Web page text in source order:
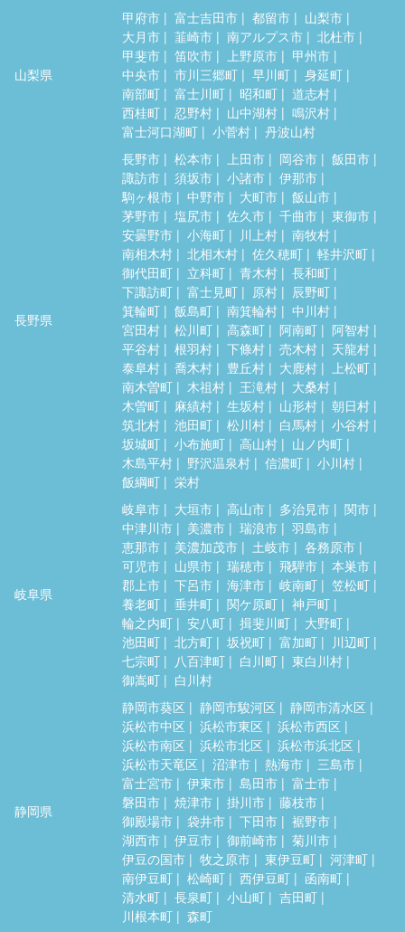
山梨県
甲府市 富士吉田市 都留市
山梨市
大月市
韮崎市 南アルプス市
北杜市
甲斐市
笛吹市 上野原市
甲州市
中央市
市川三郷町 早川町
身延町
南部町
富士川町 昭和町
道志村
西桂町
忍野村 山中湖村
鳴沢村
富士河口湖町
小菅村 丹波山村
長野県
長野市 松本市 上田市 岡谷市
飯田市
諏訪市
須坂市 小諸市
伊那市
駒ヶ根市
中野市 大町市
飯山市
茅野市
塩尻市 佐久市 千曲市
東御市
安曇野市
小海町 川上村
南牧村
南相木村
北相木村 佐久穂町
軽井沢町
御代田町
立科町 青木村
長和町
下諏訪町
富士見町 原村
辰野町
箕輪町
飯島町 南箕輪村
中川村
宮田村
松川町 高森町 阿南町
阿智村
平谷村
根羽村 下條村 売木村
天龍村
泰阜村
喬木村 豊丘村 大鹿村
上松町
南木曽町
木祖村 王滝村
大桑村
木曽町
麻績村 生坂村 山形村
朝日村
筑北村
池田町 松川村 白馬村
小谷村
坂城町
小布施町 高山村
山ノ内町
木島平村
野沢温泉村 信濃町
小川村
飯綱町
栄村
岐阜県
岐阜市 大垣市 高山市 多治見市
関市
中津川市
美濃市 瑞浪市
羽島市
恵那市
美濃加茂市 土岐市
各務原市
可児市
山県市 瑞穂市 飛騨市
本巣市
郡上市
下呂市 海津市 岐南町
笠松町
養老町
垂井町 関ケ原町
神戸町
輪之内町
安八町 揖斐川町
大野町
池田町
北方町 坂祝町 富加町
川辺町
七宗町
八百津町 白川町
東白川村
御嵩町
白川村
静岡県
静岡市葵区 静岡市駿河区
静岡市清水区
浜松市中区
浜松市東区
浜松市西区
浜松市南区
浜松市北区
浜松市浜北区
浜松市天竜区
沼津市 熱海市
三島市
富士宮市
伊東市 島田市
富士市
磐田市
焼津市 掛川市
藤枝市
御殿場市
袋井市 下田市
裾野市
湖西市
伊豆市 御前崎市
菊川市
伊豆の国市
牧之原市 東伊豆町
河津町
南伊豆町
松崎町 西伊豆町
函南町
清水町
長泉町 小山町
吉田町
川根本町
森町